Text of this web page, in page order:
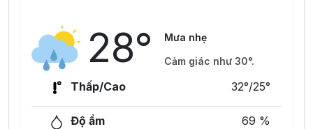
28°
Mưa nhẹ
Cảm giác như 30°.
Thấp/Cao 32°/25°
Độ ẩm 69 %